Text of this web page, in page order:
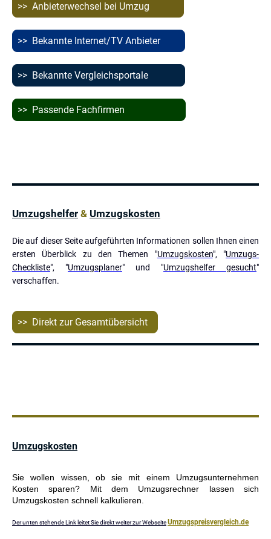
>> Anbieterwechsel bei Umzug
>> Bekannte Internet/TV Anbieter
>> Bekannte Vergleichsportale
>> Passende Fachfirmen
Umzugshelfer & Umzugskosten
Die auf dieser Seite aufgeführten Informationen sollen Ihnen einen
ersten Überblick zu den Themen "Umzugskosten", "Umzugs-
Checkliste", "Umzugsplaner" und "Umzugshelfer gesucht"
verschaffen.
>> Direkt zur Gesamtübersicht
Umzugskosten
Sie wollen wissen, ob sie mit einem Umzugsunternehmen
Kosten sparen? Mit dem Umzugsrechner lassen sich
Umzugskosten schnell kalkulieren.
Der unten stehende Link leitet Sie direkt weiter zur WebseiteUmzugspreisvergleich.de